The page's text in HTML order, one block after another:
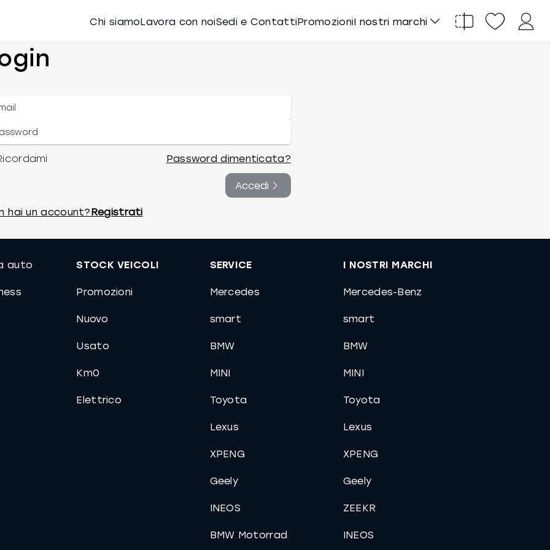
Chi siamoLavora con noiSedi e ContattiPromozioniI nostri marchi
Password dimenticata?
Accedi
hai un account?Registrati
auto STOCK VEICOLI
Promozioni
Nuovo
Usato
Km0
Elettrico
SERVICE
Mercedes
smart
BMW
MINI
Toyota
Lexus
XPENG
Geely
INEOS
BMW Motorrad
I NOSTRI MARCHI
Mercedes-Benz
smart
BMW
MINI
Toyota
Lexus
XPENG
Geely
ZEEKR
INEOS